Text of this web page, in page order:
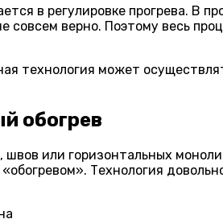
в регулировке прогрева. В
совсем верно. Поэтому весь
технология может
обогрев
или горизонтальных
Технология